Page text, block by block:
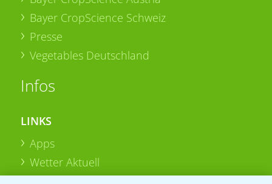
Bayer CropScience Schweiz
Presse
Vegetables Deutschland
Infos
LINKS
Apps
Wetter Aktuell